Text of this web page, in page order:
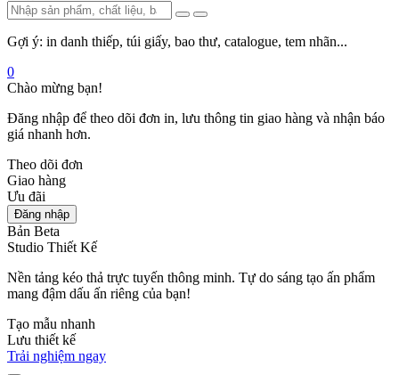
Gợi ý: in danh thiếp, túi giấy, bao thư, catalogue, tem nhãn...
0
Chào mừng bạn!
Đăng nhập để theo dõi đơn in, lưu thông tin giao hàng và nhận báo
giá nhanh hơn.
Theo dõi đơn
Giao hàng
Ưu đãi
Đăng nhập
Bản Beta
Studio Thiết Kế
Nền tảng kéo thả trực tuyến thông minh. Tự do sáng tạo ấn phẩm
mang đậm dấu ấn riêng của bạn!
Tạo mẫu nhanh
Lưu thiết kế
Trải nghiệm ngay